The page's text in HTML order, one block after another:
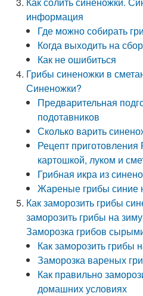
информация
Где можно собирать
Когда выходить на
Как не ошибиться
Грибы синеножки в
Синеножки?
Предварительная
подотавников
Сколько варить
Рецепт приготовления
картошкой, луком и
Грибная икра из
Жареные грибы синие
Как заморозить грибы
заморозить грибы на
Заморозка грибов
Как заморозить грибы
Заморозка вареных
Как правильно
домашних условиях